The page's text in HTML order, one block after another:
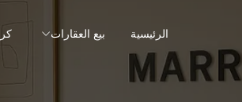
الرئيسية بيع العقارات